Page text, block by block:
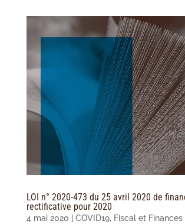
LOI n° 2020-473 du 25 avril 2020 de
rectificative pour 2020
4 mai 2020 COVID19, Fiscal et